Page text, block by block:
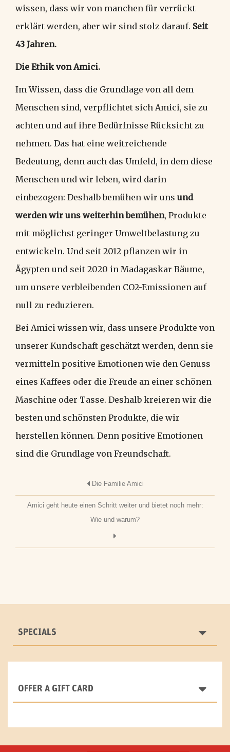
wissen, dass wir von manchen für verrückt
erklärt werden, aber wir sind stolz darauf. Seit
43 Jahren.
Die Ethik von Amici.
Im Wissen, dass die Grundlage von all dem
Menschen sind, verpflichtet sich Amici, sie zu
achten und auf ihre Bedürfnisse Rücksicht zu
nehmen. Das hat eine weitreichende
Bedeutung, denn auch das Umfeld, in dem diese
Menschen und wir leben, wird darin
einbezogen: Deshalb bemühen wir uns und
werden wir uns weiterhin bemühen, Produkte
mit möglichst geringer Umweltbelastung zu
entwickeln. Und seit 2012 pflanzen wir in
Ägypten und seit 2020 in Madagaskar Bäume,
um unsere verbleibenden CO2-Emissionen auf
null zu reduzieren.
Bei Amici wissen wir, dass unsere Produkte von
unserer Kundschaft geschätzt werden, denn sie
vermitteln positive Emotionen wie den Genuss
eines Kaffees oder die Freude an einer schönen
Maschine oder Tasse. Deshalb kreieren wir die
besten und schönsten Produkte, die wir
herstellen können. Denn positive Emotionen
sind die Grundlage von Freundschaft.
Die Familie Amici
Amici geht heute einen Schritt weiter und bietet noch mehr:
Wie und warum?
SPECIALS
OFFER A GIFT CARD